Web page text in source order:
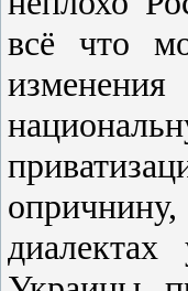
вcё что